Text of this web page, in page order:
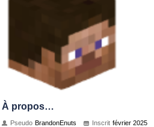
À propos…
Pseudo BrandonEnuts Inscrit février 2025